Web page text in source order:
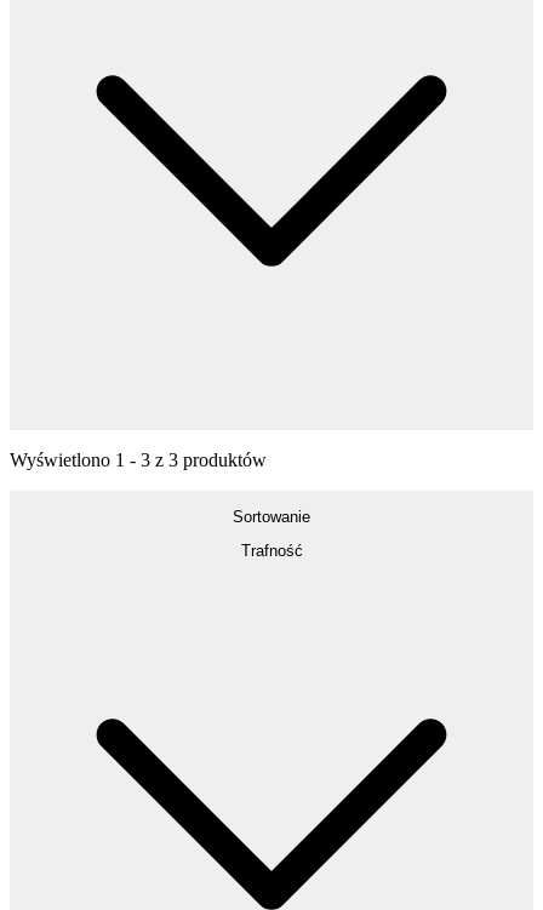
Wyświetlono 1 - 3 z 3 produktów
Sortowanie
Trafność